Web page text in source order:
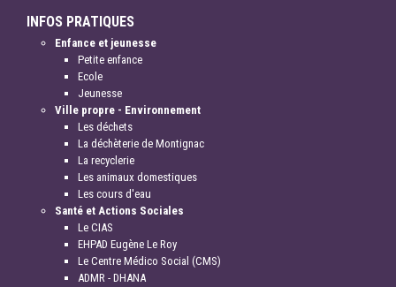
INFOS PRATIQUES
Enfance et jeunesse
Petite enfance
Ecole
Jeunesse
Ville propre - Environnement
Les déchets
La déchèterie de Montignac
La recyclerie
Les animaux domestiques
Les cours d'eau
Santé et Actions Sociales
Le CIAS
EHPAD Eugène Le Roy
Le Centre Médico Social (CMS)
ADMR - DHANA